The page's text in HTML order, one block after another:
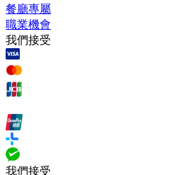
餐廳專屬
職業機會
我們接受
我們接受